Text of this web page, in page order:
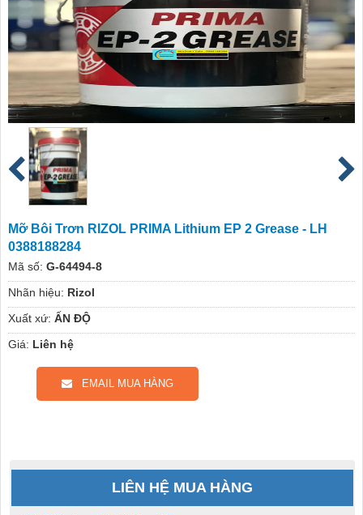
Mỡ Bôi Trơn RIZOL PRIMA Lithium EP 2 Grease - LH
0388188284
Mã số: G-64494-8
Nhãn hiệu: Rizol
Xuất xứ: ẤN ĐỘ
Giá: Liên hệ
EMAIL MUA HÀNG
LIÊN HỆ MUA HÀNG